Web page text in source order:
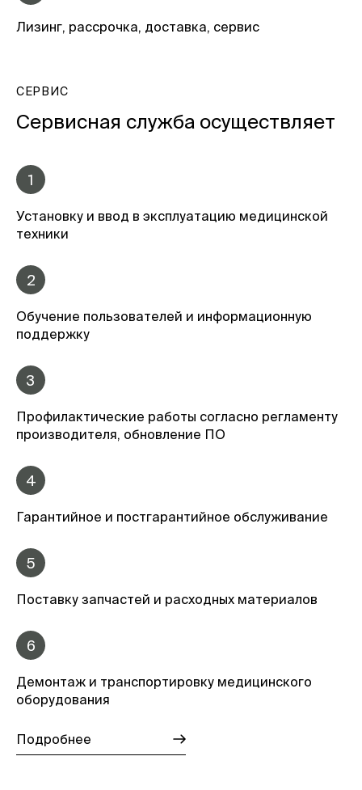
Лизинг, рассрочка, доставка, сервис
СЕРВИС
Сервисная служба осуществляет
1
Установку и ввод в эксплуатацию медицинской
техники
2
Обучение пользователей и информационную
поддержку
3
Профилактические работы согласно регламенту
производителя, обновление ПО
4
Гарантийное и постгарантийное обслуживание
5
Поставку запчастей и расходных материалов
6
Демонтаж и транспортировку медицинского
оборудования
Подробнее